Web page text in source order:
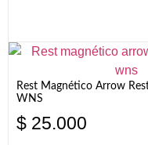
Rest Magnético Arrow
WNS
$ 25.000